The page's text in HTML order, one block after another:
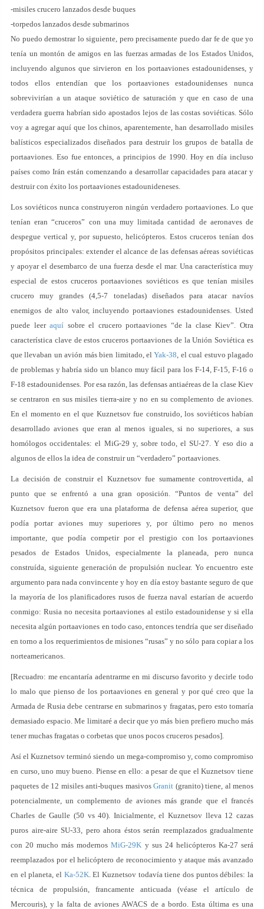
-misiles crucero lanzados desde buques
-torpedos lanzados desde submarinos
No puedo demostrar lo siguiente, pero precisamente puedo dar fe de que yo
tenía un montón de amigos en las fuerzas armadas de los Estados Unidos,
incluyendo algunos que sirvieron en los portaaviones estadounidenses, y
todos ellos entendían que los portaaviones estadounidenses nunca
sobrevivirían a un ataque soviético de saturación y que en caso de una
verdadera guerra habrían sido apostados lejos de las costas soviéticas. Sólo
voy a agregar aquí que los chinos, aparentemente, han desarrollado misiles
balísticos especializados diseñados para destruir los grupos de batalla de
portaaviones. Eso fue entonces, a principios de 1990. Hoy en día incluso
países como Irán están comenzando a desarrollar capacidades para atacar y
destruir con éxito los portaaviones estadounideneses.
Los soviéticos nunca construyeron ningún verdadero portaaviones. Lo que
tenían eran “cruceros” con una muy limitada cantidad de aeronaves de
despegue vertical y, por supuesto, helicópteros. Estos cruceros tenían dos
propósitos principales: extender el alcance de las defensas aéreas soviéticas
y apoyar el desembarco de una fuerza desde el mar. Una característica muy
especial de estos cruceros portaaviones soviéticos es que tenían misiles
crucero muy grandes (4,5-7 toneladas) diseñados para atacar navíos
enemigos de alto valor, incluyendo portaaviones estadounidenses. Usted
puede leeraquí sobre el crucero portaaviones “de la clase Kiev”. Otra
característica clave de estos cruceros portaaviones de la Unión Soviética es
que llevaban un avión más bien limitado, elYak-38, el cual estuvo plagado
de problemas y habría sido un blanco muy fácil para los F-14, F-15, F-16 o
F-18 estadounidenses. Por esa razón, las defensas antiaéreas de la clase Kiev
se centraron en sus misiles tierra-aire y no en su complemento de aviones.
En el momento en el que Kuznetsov fue construido, los soviéticos habían
desarrollado aviones que eran al menos iguales, si no superiores, a sus
homólogos occidentales: el MiG-29 y, sobre todo, el SU-27. Y eso dio a
algunos de ellos la idea de construir un “verdadero” portaaviones.
La decisión de construir el Kuznetsov fue sumamente controvertida, al
punto que se enfrentó a una gran oposición. “Puntos de venta” del
Kuznetsov fueron que era una plataforma de defensa aérea superior, que
podía portar aviones muy superiores y, por último pero no menos
importante, que podía competir por el prestigio con los portaaviones
pesados de Estados Unidos, especialmente la planeada, pero nunca
construída, siguiente generación de propulsión nuclear. Yo encuentro este
argumento para nada convincente y hoy en día estoy bastante seguro de que
la mayoría de los planificadores rusos de fuerza naval estarían de acuerdo
conmigo: Rusia no necesita portaaviones al estilo estadounidense y si ella
necesita algún portaaviones en todo caso, entonces tendría que ser diseñado
en torno a los requerimientos de misiones “rusas” y no sólo para copiar a los
norteamericanos.
[Recuadro: me encantaría adentrarme en mi discurso favorito y decirle todo
lo malo que pienso de los portaaviones en general y por qué creo que la
Armada de Rusia debe centrarse en submarinos y fragatas, pero esto tomaría
demasiado espacio. Me limitaré a decir que yo más bien prefiero mucho más
tener muchas fragatas o corbetas que unos pocos cruceros pesados].
Así el Kuznetsov terminó siendo un mega-compromiso y, como compromiso
en curso, uno muy bueno. Piense en ello: a pesar de que el Kuznetsov tiene
paquetes de 12 misiles anti-buques masivos Granit (granito) tiene, al menos
potencialmente, un complemento de aviones más grande que el francés
Charles de Gaulle (50 vs 40). Inicialmente, el Kuznetsov lleva 12 cazas
puros aire-aire SU-33, pero ahora éstos serán reemplazados gradualmente
con 20 mucho más modernosMiG-29K y sus 24 helicópteros Ka-27 será
reemplazados por el helicóptero de reconocimiento y ataque más avanzado
en el planeta, el Ka-52K. El Kuznetsov todavía tiene dos puntos débiles: la
técnica de propulsión, francamente anticuada (véase el artículo de
Mercouris), y la falta de aviones AWACS de a bordo. Esta última es una